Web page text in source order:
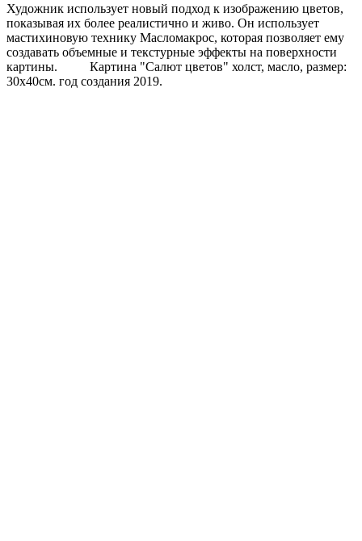
Художник использует новый подход к изображению цветов,
показывая их более реалистично и живо. Он использует
мастихиновую технику Масломакрос, которая позволяет ему
создавать объемные и текстурные эффекты на поверхности
картины. Картина "Салют цветов" холст, масло, размер:
30х40см. год создания 2019.